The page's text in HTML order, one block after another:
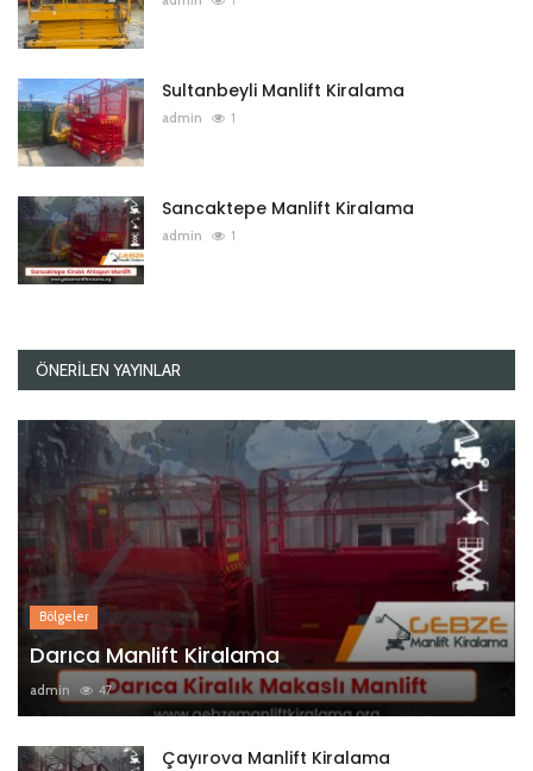
Sultanbeyli Manlift Kiralama
admin 1
Sancaktepe Manlift Kiralama
admin 1
ÖNERILEN YAYINLAR
Bölgeler
Darıca Manlift Kiralama
admin 47
Çayırova Manlift Kiralama